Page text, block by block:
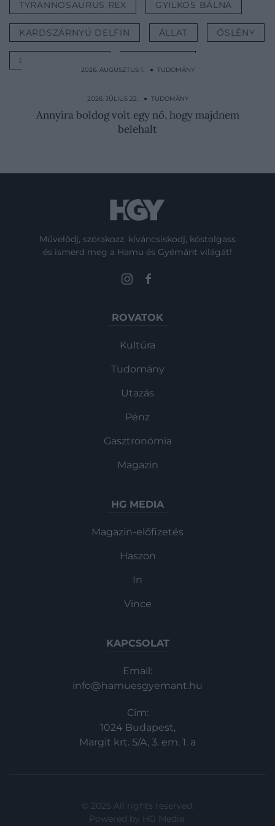
TYRANNOSAURUS REX GYILKOS BÁLNA
KARDSZÁRNYÚ DELFIN ÁLLAT ŐSLÉNY
ŐSLÉNYKUTATÁS
2026. AUGUSZTUS 1. ● TUDOMÁNY
csak a tubusához…
2026. JÚLIUS 22. ● TUDOMÁNY
Annyira boldog volt egy nő, hogy majdnem
belehalt
Művelődj, szórakozz, kíváncsiskodj, kóstolgass
és ismerd meg a Hamu és Gyémánt világát!
ROVATOK
Kultúra
Tudomány
Utazás
Pénz
Gasztronómia
Magazin
HG MEDIA
Magazin-előfizetés
Haszon
In
Vince
KAPCSOLAT
Email:
info@hamuesgyemant.hu
Cím:
1024 Budapest,
Margit krt. 5/A, 3. em. 1. a
© 2025 All rights reserved.
Powered by HG Media.